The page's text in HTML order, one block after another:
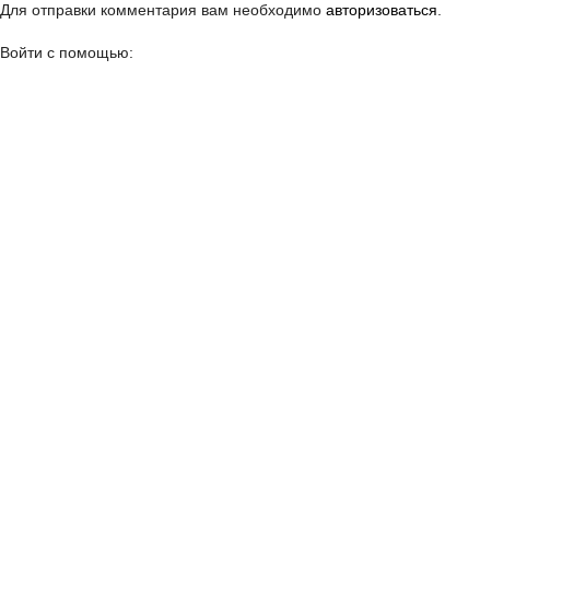
Для отправки комментария вам необходимо авторизоваться
Войти с помощью: